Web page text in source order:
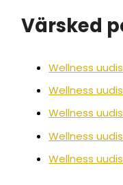
Värsked
Wellness
Wellness
Wellness
Wellness
Wellness